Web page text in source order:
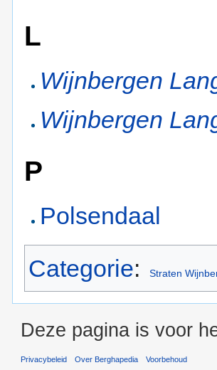
L
Wijnbergen
Wijnbergen
P
Polsendaal
Categorie: Straten
Deze pagina is voor
Privacybeleid Over Berghapedia Voorbehoud